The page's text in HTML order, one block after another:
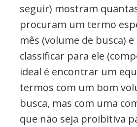
seguir) mostram
procuram um termo
mês (volume de busca)
classificar para ele
ideal é encontrar um
termos com um bom
busca, mas com uma
que não seja proibitiva